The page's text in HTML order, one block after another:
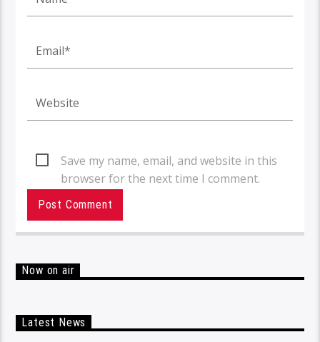
Save my name, email, and website in this
browser for the next time I comment.
Now on air
Latest News